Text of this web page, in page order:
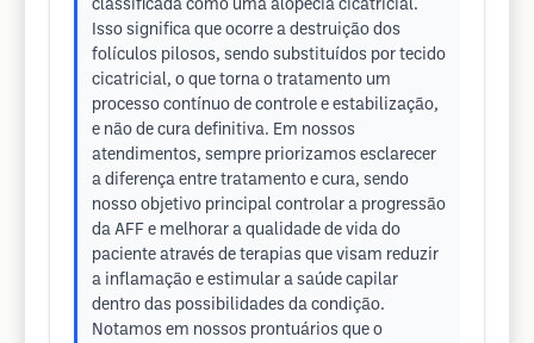
classificada como uma alopecia cicatricial.
Isso significa que ocorre a destruição dos
folículos pilosos, sendo substituídos por tecido
cicatricial, o que torna o tratamento um
processo contínuo de controle e estabilização,
e não de cura definitiva. Em nossos
atendimentos, sempre priorizamos esclarecer
a diferença entre tratamento e cura, sendo
nosso objetivo principal controlar a progressão
da AFF e melhorar a qualidade de vida do
paciente através de terapias que visam reduzir
a inflamação e estimular a saúde capilar
dentro das possibilidades da condição.
Notamos em nossos prontuários que o